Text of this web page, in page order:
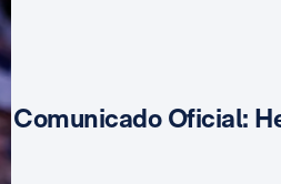
Comunicado Oficial: